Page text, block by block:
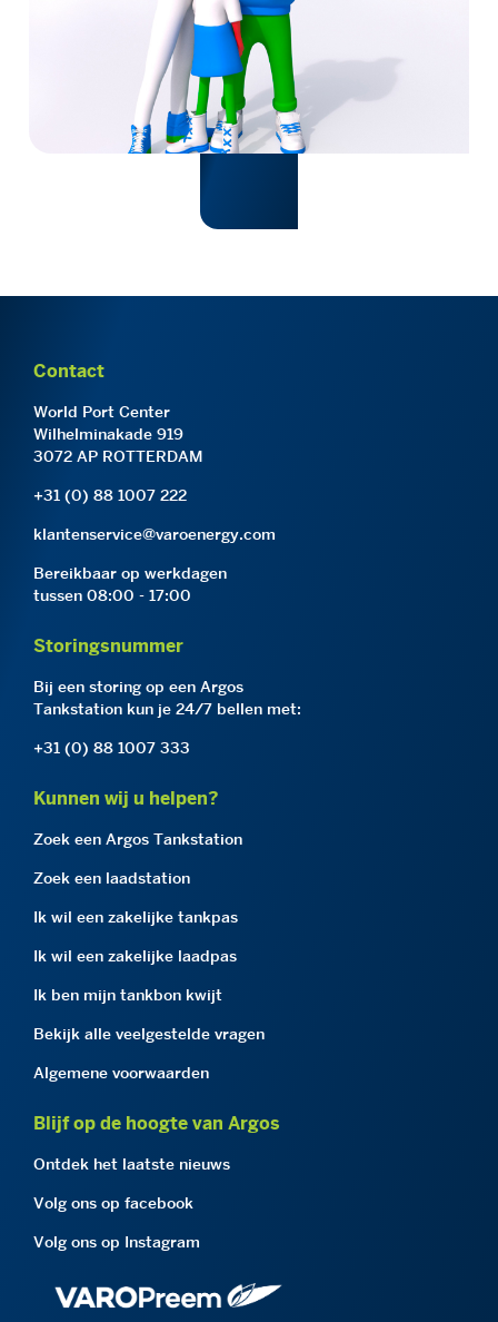
Contact
World Port Center
Wilhelminakade 919
3072 AP ROTTERDAM
+31 (0) 88 1007 222
klantenservice@varoenergy.com
Bereikbaar op werkdagen
tussen 08:00 - 17:00
Storingsnummer
Bij een storing op een Argos
Tankstation kun je 24/7 bellen met:
+31 (0) 88 1007 333
Kunnen wij u helpen?
Zoek een Argos Tankstation
Zoek een laadstation
Ik wil een zakelijke tankpas
Ik wil een zakelijke laadpas
Ik ben mijn tankbon kwijt
Bekijk alle veelgestelde vragen
Algemene voorwaarden
Blijf op de hoogte van Argos
Ontdek het laatste nieuws
Volg ons op facebook
Volg ons op Instagram